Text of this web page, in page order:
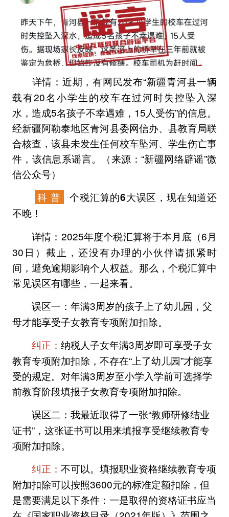
详情： 近期，有网民发布“新疆青河县一辆
载有20名小学生的校车在过河时失控坠入深
水，造成5名孩子不幸遇难，15人受伤”的信息。
经新疆阿勒泰地区青河县委网信办、县教育局联
合核查，该县未发生任何校车坠河、学生伤亡事
件，该信息系谣言。（来源：“新疆网络辟谣”微
信公众号）
科 普
个税汇算的6大误区，现在知道还
不晚！
详情： 2025年度个税汇算将于本月底（6月
30日）截止，还没有办理的小伙伴请抓紧时
间，避免逾期影响个人权益。那么，个税汇算中
常见误区有哪些，一起来看。
误区一： 年满3周岁的孩子上了幼儿园，父
母才能享受子女教育专项附加扣除。
纠正： 纳税人子女年满3周岁即可享受子女
教育专项附加扣除，不存在“上了幼儿园”才能享
受的规定。对年满3周岁至小学入学前可选择学
前教育阶段填报子女教育专项附加扣除。
误区二： 我最近取得了一张“教师研修结业
证书”，这张证书可以用来填报享受继续教育专
项附加扣除。
纠正： 不可以。填报职业资格继续教育专项
附加扣除可以按照3600元的标准定额扣除，但
是需要满足以下条件：一是取得的资格证书应当